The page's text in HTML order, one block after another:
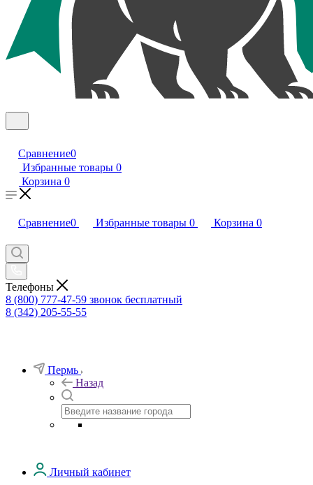
Сравнение0
Избранные товары 0
Корзина 0
Сравнение0 Избранные товары 0 Корзина 0
Телефоны
8 (800) 777-47-59 звонок бесплатный
8 (342) 205-55-55
Пермь
Назад
Личный кабинет